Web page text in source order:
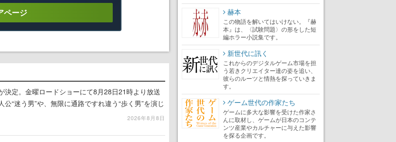
ページ
決定。金曜ロードショーにて8月28日21時より放送
“迷う男”や、無限に通路ですれ違う“歩く男”を演じ
2026年8月8日
赫本
この物語を解いてはいけない。『赫
本』は、〈試験問題〉の形をした短
編ホラー小説集です。
新世代に訊く
これからのデジタルゲーム市場を担
う若きクリエイター達の姿を追い、
彼らのルーツと情熱を探っていきま
す。
ゲーム世代の作家たち
ゲームに多大な影響を受けた作家さ
んに取材し、ゲームが日本のコンテ
ンツ産業やカルチャーに与えた影響
を探る企画です。